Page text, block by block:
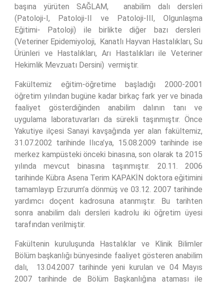
başına yürüten SAĞLAM, anabilim dalı dersleri
(Patoloji-I, Patoloji-II ve Patoloji-III, Olgunlaşma
Eğitimi- Patoloji) ile birlikte diğer bazı dersleri
(Veteriner Epidemiyoloji, Kanatlı Hayvan Hastalıkları, Su
Ürünleri ve Hastalıkları, Arı Hastalıkları ile Veteriner
Hekimlik Mevzuatı Dersini) vermiştir.
Fakültemiz eğitim-öğretime başladığı 2000-2001
öğretim yılından bugüne kadar birkaç fark yer ve binada
faaliyet gösterdiğinden anabilim dalının tanı ve
uygulama laboratuvarları da sürekli taşınmıştır. Önce
Yakutiye ilçesi Sanayi kavşağında yer alan fakültemiz,
31.07.2002 tarihinde Ilıca’ya, 15.08.2009 tarihinde ise
merkez kampüsteki önceki binasına, son olarak ta 2015
yılında mevcut binasına taşınmıştır. 20.11. 2006
tarihinde Kübra Asena Terim KAPAKİN doktora eğitimini
tamamlayıp Erzurum’a dönmüş ve 03.12. 2007 tarihinde
yardımcı doçent kadrosuna atanmıştır. Bu tarihten
sonra anabilim dalı dersleri kadrolu iki öğretim üyesi
tarafından verilmiştir.
Fakültenin kuruluşunda Hastalıklar ve Klinik Bilimler
Bölüm başkanlığı bünyesinde faaliyet gösteren anabilim
dalı, 13.04.2007 tarihinde yeni kurulan ve 04 Mayıs
2007 tarihinde de Bölüm Başkanlığına ataması ile